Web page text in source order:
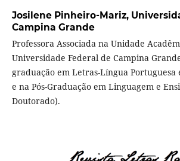
Josilene Pinheiro-Mariz,
Campina Grande
Professora Associada na Unidade
Universidade Federal de Campina
graduação em Letras-Língua Portuguesa
e na Pós-Graduação em Linguagem e
Doutorado).